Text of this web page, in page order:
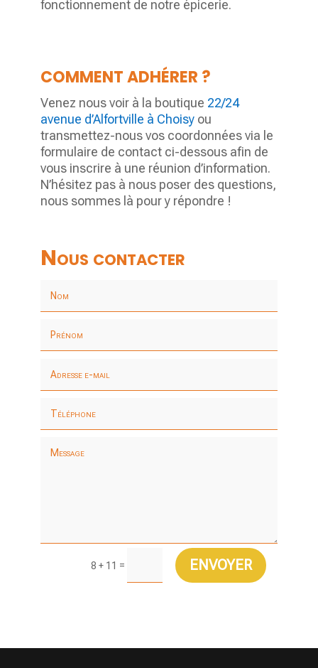
fonctionnement de notre épicerie.
COMMENT ADHÉRER ?
Venez nous voir à la boutique 22/24
avenue d’Alfortville à Choisyou
transmettez-nous vos coordonnées via le
formulaire de contact ci-dessous afin de
vous inscrire à une réunion d’information.
N’hésitez pas à nous poser des questions,
nous sommes là pour y répondre !
Nous contacter
8 + 11 = ENVOYER